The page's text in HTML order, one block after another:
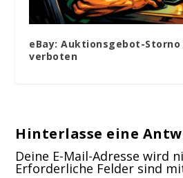
eBay: Auktionsgebot-Storno
verboten
Hinterlasse eine
Deine E-Mail-Adresse wird
Erforderliche Felder sind